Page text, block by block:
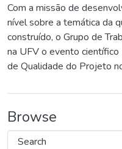
Com a missão de
nível sobre a temática da
construído, o Grupo de
na UFV o evento
de Qualidade do Projeto
Browse